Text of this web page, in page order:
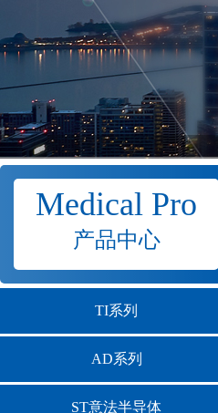
Medical Pro
产品中心
TI系列
AD系列
ST意法半导体